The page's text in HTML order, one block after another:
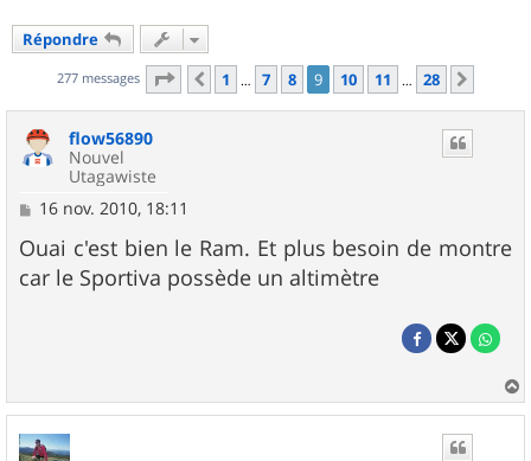
Répondre
277 messages Page 9sur 28
Précédent
1 … 7 8 9 10 11 … 28
flow56890
Nouvel
Utagawiste
M
s
s
a
16 nov. 2010, 18:11
Ouai c'est bien le Ram. Et plus besoin de montre
car le Sportiva possède un altimètre
a